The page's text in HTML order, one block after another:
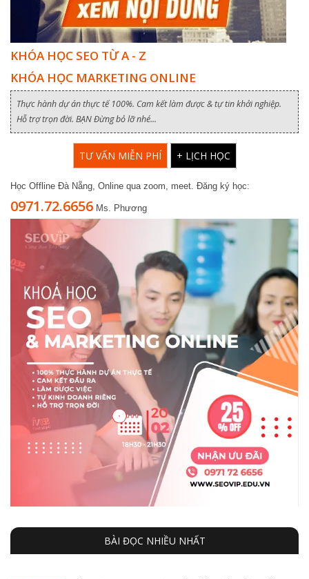
KHÓA HỌC SEO TỪ A - Z
KHÓA HỌC MARKETING ONLINE
Thực hành dự án thực tế 100%. Cam kết làm được & tự tin khởi nghiệp.
Hỗ trợ trọn đời. BẠN Đừng bỏ lỡ nhé...
TƯ VẤN MIỄN PHÍ + LỊCH HỌC
Học Offline Đà Nẵng, Online qua zoom, meet. Đăng ký học:
0971.72.6656 Ms. Phương
BÀI ĐỌC NHIỀU NHẤT